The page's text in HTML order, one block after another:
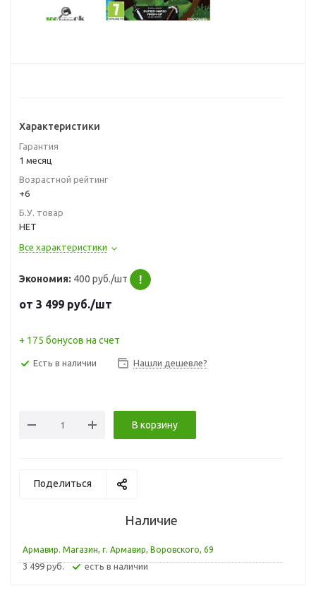
Характеристики
Гарантия
1 месяц
Возрастной рейтинг
+6
Б.У. товар
НЕТ
Все характеристики
Экономия: 400 руб./шт
!
от 3 499 руб./шт
+ 175 бонусов на счет
Есть в наличии Нашли дешевле?
В корзину
Поделиться
Наличие
Армавир. Магазин, г. Армавир, Воровского, 69
3 499 руб. Есть в наличии